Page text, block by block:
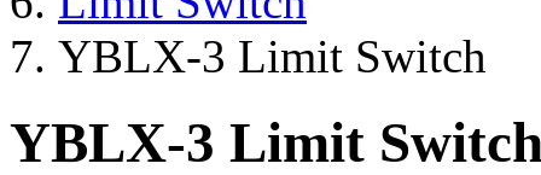
YBLX-3 Limit Switch
YBLX-3 Limit